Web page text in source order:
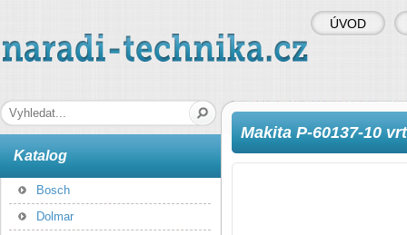
naradi-technika.cz
Makita P-60137-10
Katalog
Bosch
Dolmar
ÚVOD
Hledaná fráze